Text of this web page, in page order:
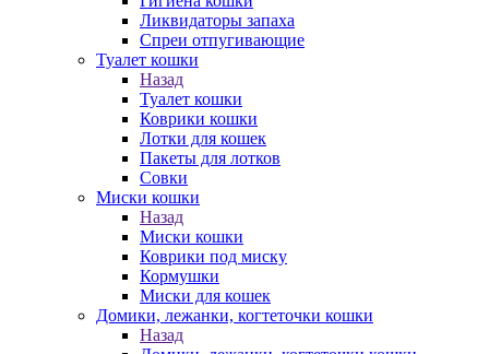
Ликвидаторы запаха
Спреи отпугивающие
Туалет кошки
Назад
Туалет кошки
Коврики кошки
Лотки для кошек
Пакеты для лотков
Совки
Миски кошки
Назад
Миски кошки
Коврики под миску
Кормушки
Миски для кошек
Домики, лежанки, когтеточки кошки
Назад